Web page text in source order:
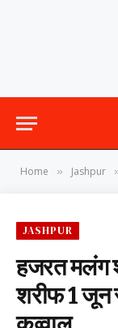
Home » Jashpur
JASHPUR
हजरत मलंग
शरीफ 1